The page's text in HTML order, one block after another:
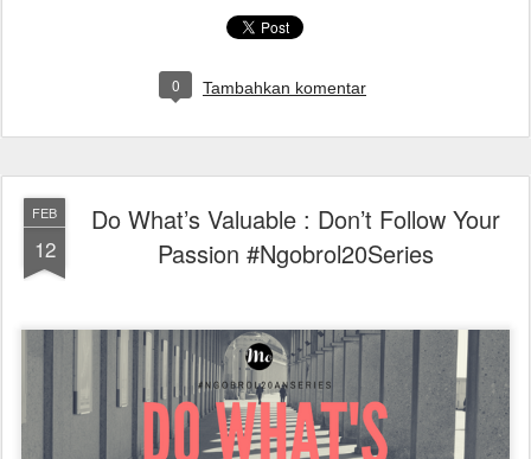
0 Tambahkan komentar
FEB
12
Do What’s Valuable : Don’t Follow Your
Passion #Ngobrol20Series